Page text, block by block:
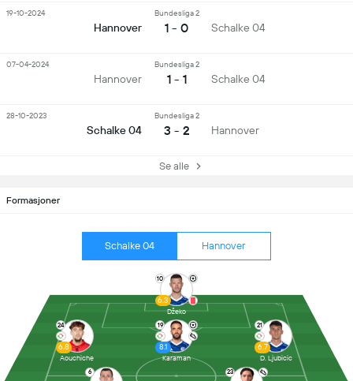
Formasjoner
Schalke 04 Hannover
6 23
24
6.8
Aouchiche
19
8.1
Karaman
21
6.7
D. Ljubicic
10
6.3
Džeko
Hannover
Bundesliga 2
1 - 0 Schalke 04
19-10-2024
Hannover
Bundesliga 2
1 - 1 Schalke 04
07-04-2024
Schalke 04
Bundesliga 2
3 - 2 Hannover
28-10-2023
Se alle